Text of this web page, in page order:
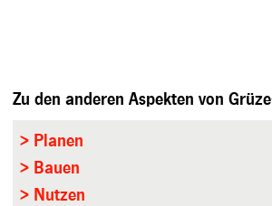
Zu den anderen Aspekten von
> Planen
> Bauen
> Nutzen